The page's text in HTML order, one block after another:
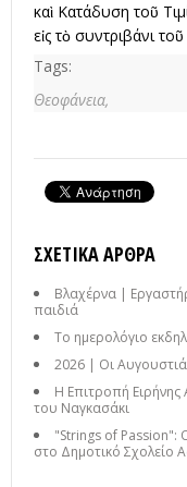
καὶ Κατάδυση τοῦ
εἰς τὸ συντριβάνι
Tags:
Θεοφάνεια,
ΣΧΕΤΙΚΆ ΆΡΘΡΑ
Βλαχέρνα |
παιδιά
Το ημερολόγιο
2026 | Οι
Η Επιτροπή Ειρήνης
του Ναγκασάκι
"Strings of Passion":
στο Δημοτικό Σχολείο